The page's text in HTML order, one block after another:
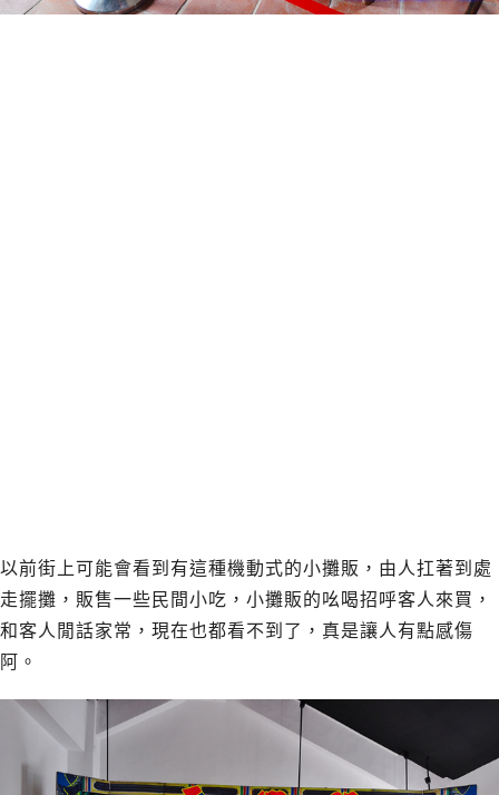
以前街上可能會看到有這種機動式的小攤販，由人扛著到處
走擺攤，販售一些民間小吃，小攤販的吆喝招呼客人來買，
和客人閒話家常，現在也都看不到了，真是讓人有點感傷
阿。